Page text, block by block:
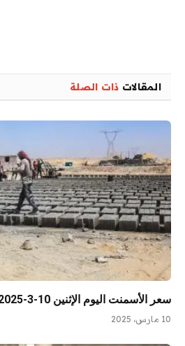
المقالات ذات الصلة
سعر الأسمنت اليوم الإثنين 10-3-2025 لدى الموزعين
10 مارس، 2025